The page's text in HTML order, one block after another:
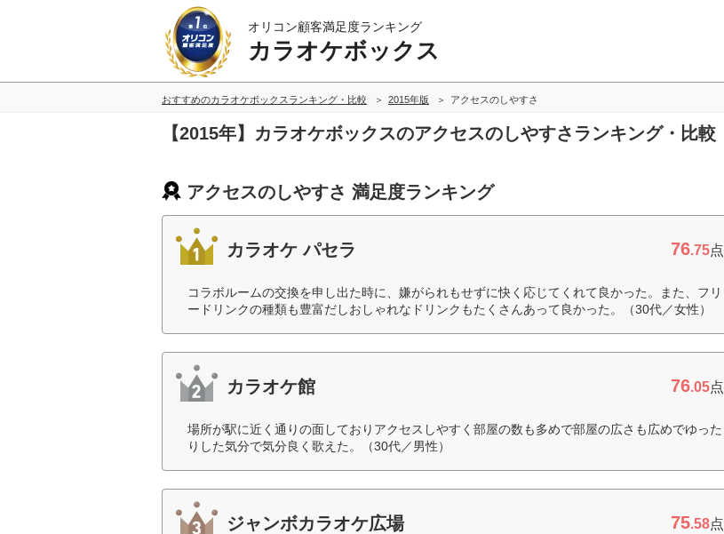
オリコン顧客満足度ランキング
カラオケボックス
おすすめのカラオケボックスランキング・比較 2015年版 アクセスのしやすさ
【2015年】カラオケボックスのアクセスのしやすさランキング・比較
アクセスのしやすさ 満足度ランキング
カラオケ パセラ 76.75点
コラボルームの交換を申し出た時に、嫌がられもせずに快く応じてくれて良かった。また、フリ
ードリンクの種類も豊富だしおしゃれなドリンクもたくさんあって良かった。（30代／女性）
カラオケ館 76.05点
場所が駅に近く通りの面しておりアクセスしやすく部屋の数も多めで部屋の広さも広めでゆった
りした気分で気分良く歌えた。（30代／男性）
ジャンボカラオケ広場 75.58点